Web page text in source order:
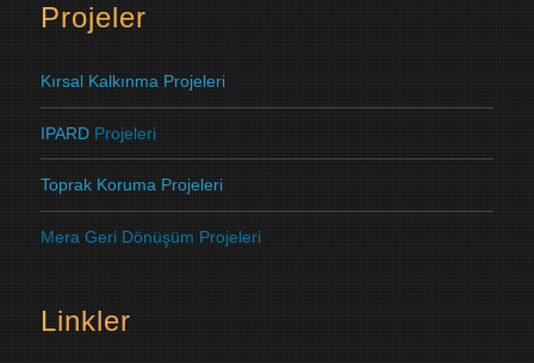
Projeler
Kırsal Kalkınma Projeleri
IPARD Projeleri
Toprak Koruma Projeleri
Mera Geri Dönüşüm Projeleri
Linkler